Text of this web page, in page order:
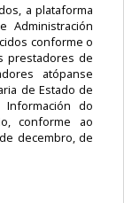
a plataforma
Administración
conforme o
prestadores de
atópanse
de Estado de
do
conforme ao
decembro, de